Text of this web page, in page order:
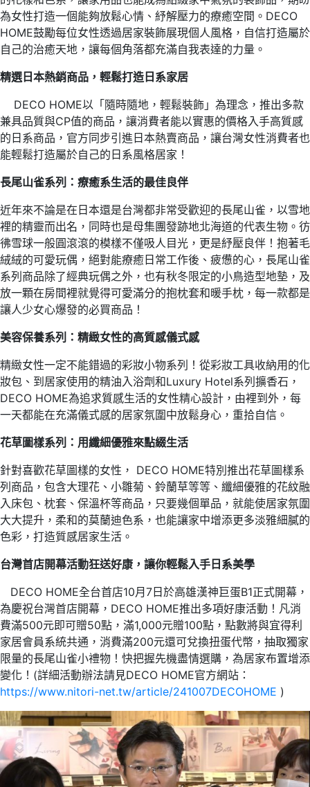
為女性打造一個能夠放鬆心情、紓解壓力的療癒空間。DECO
HOME鼓勵每位女性透過居家裝飾展現個人風格，自信打造屬於
自己的治癒天地，讓每個角落都充滿自我表達的力量。
精選日本熱銷商品，輕鬆打造日系家居
DECO HOME以「隨時隨地，輕鬆裝飾」為理念，推出多款
兼具品質與CP值的商品，讓消費者能以實惠的價格入手高質感
的日系商品，官方同步引進日本熱賣商品，讓台灣女性消費者也
能輕鬆打造屬於自己的日系風格居家！
長尾山雀系列：療癒系生活的最佳良伴
近年來不論是在日本還是台灣都非常受歡迎的長尾山雀，以雪地
裡的精靈而出名，同時也是母集團發跡地北海道的代表生物。彷
彿雪球一般圓滾滾的模樣不僅吸人目光，更是紓壓良伴！抱著毛
絨絨的可愛玩偶，絕對能療癒日常工作後、疲憊的心，長尾山雀
系列商品除了經典玩偶之外，也有秋冬限定的小鳥造型地墊，及
放一顆在房間裡就覺得可愛滿分的抱枕套和暖手枕，每一款都是
讓人少女心爆發的必買商品！
美容保養系列：精緻女性的高質感儀式感
精緻女性一定不能錯過的彩妝小物系列！從彩妝工具收納用的化
妝包、到居家使用的精油入浴劑和Luxury Hotel系列擴香石，
DECO HOME為追求質感生活的女性精心設計，由裡到外，每
一天都能在充滿儀式感的居家氛圍中放鬆身心，重拾自信。
花草圖樣系列：用纖細優雅來點綴生活
針對喜歡花草圖樣的女性， DECO HOME特別推出花草圖樣系
列商品，包含大理花、小雛菊、鈴蘭草等等、纖細優雅的花紋融
入床包、枕套、保溫杯等商品，只要幾個單品，就能使居家氛圍
大大提升，柔和的莫蘭迪色系，也能讓家中增添更多淡雅細膩的
色彩，打造質感居家生活。
台灣首店開幕活動狂送好康，讓你輕鬆入手日系美學
DECO HOME全台首店10月7日於高雄漢神巨蛋B1正式開幕，
為慶祝台灣首店開幕，DECO HOME推出多項好康活動！凡消
費滿500元即可贈50點，滿1,000元贈100點，點數將與宜得利
家居會員系統共通，消費滿200元還可兌換扭蛋代幣，抽取獨家
限量的長尾山雀小禮物！快把握先機盡情選購，為居家布置增添
變化！(詳細活動辦法請見DECO HOME官方網站：
https://www.nitori-net.tw/article/241007DECOHOME )